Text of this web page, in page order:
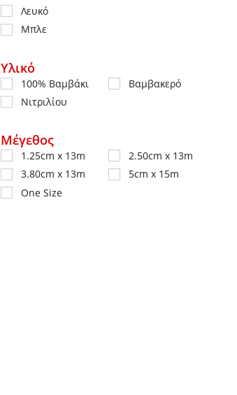
Λευκό
Μπλε
Υλικό
100% Βαμβάκι
Βαμβακερό
Νιτριλίου
Μέγεθος
1.25cm x 13m
2.50cm x 13m
3.80cm x 13m
5cm x 15m
One Size